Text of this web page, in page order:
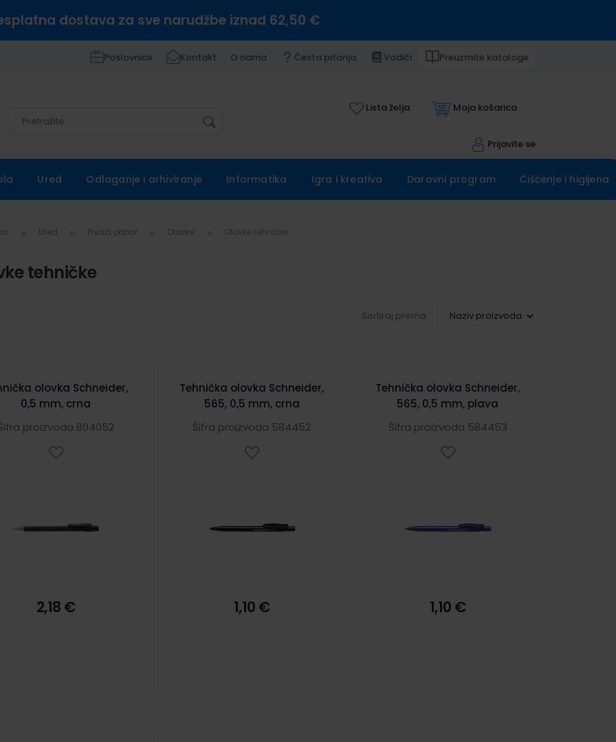
dostava za sve narudžbe iznad 62,50 €
Poslovnice Kontakt O nama Česta pitanja Vodiči Preuzmite kataloge
Lista želja Moja košarica
Prijavite se
Ured Odlaganje i arhiviranje Informatika Igra i kreativa Darovni program Čišćenje i higijena
Ured Pisaći pribor Olovke
tehničke
Sortiraj prema
olovka Schneider,
0,5 mm, crna
proizvoda 804052
2,18 €
Tehnička olovka Schneider,
565, 0,5 mm, crna
Šifra proizvoda 584452
1,10 €
Tehnička olovka Schneider,
565, 0,5 mm, plava
Šifra proizvoda 584453
1,10 €